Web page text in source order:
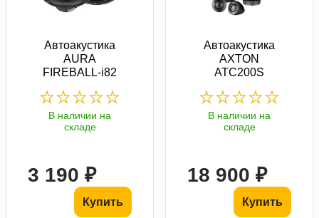
Автоакустика
AURA
FIREBALL-i82
В наличии на
складе
3 190 ₽
Купить
Автоакустика
AXTON
ATC200S
В наличии на
складе
18 900 ₽
Купить